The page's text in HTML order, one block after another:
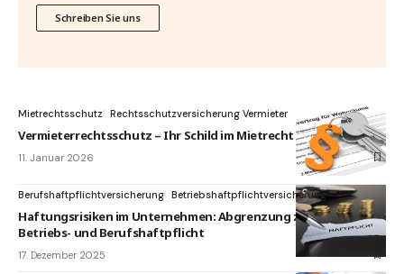
Schreiben Sie uns
Mietrechtsschutz Rechtsschutzversicherung Vermieter
Vermieterrechtsschutz – Ihr Schild im Mietrecht
11. Januar 2026
Berufshaftpflichtversicherung Betriebshaftpflichtversicherung
Haftungsrisiken im Unternehmen: Abgrenzung zwischen
Betriebs- und Berufshaftpflicht
17. Dezember 2025